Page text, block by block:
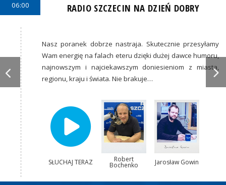
06:00 RADIO SZCZECIN NA DZIEŃ DOBRY
Nasz poranek dobrze nastraja. Skutecznie przesyłamy
Wam energię na falach eteru dzięki dużej dawce humoru,
najnowszym i najciekawszym doniesieniom z miasta,
regionu, kraju i świata. Nie brakuje…
SŁUCHAJ TERAZ Robert
Bochenko Jarosław Gowin